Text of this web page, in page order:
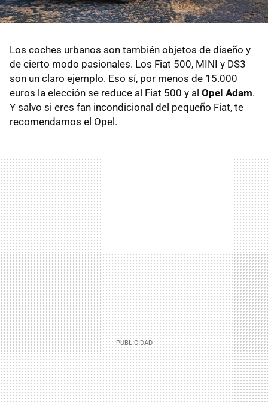
Los coches urbanos son también objetos de diseño y
de cierto modo pasionales. Los Fiat 500, MINI y DS3
son un claro ejemplo. Eso sí, por menos de 15.000
euros la elección se reduce al Fiat 500 y al Opel Adam.
Y salvo si eres fan incondicional del pequeño Fiat, te
recomendamos el Opel.